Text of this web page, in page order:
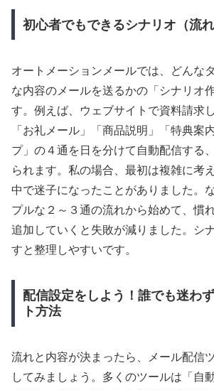
初心者でもできるシナリオ（流
オートメーションメールでは、どんな
な内容のメールを送るかの「シナリオ
す。例えば、ウェブサイトで資料請求
「お礼メール」「商品説明」「特典案
プ」の４通を日を分けて自動配信する
られます。私の場合、最初は複雑に考
中で迷子になったことがありました。
プルな２～３通の流れから始めて、慣
追加していくと失敗が減りました。シ
すと整理しやすいです。
配信設定をしよう！誰でも迷わ
ト方法
流れと内容が決まったら、メール配信
してみましょう。多くのツールは「自